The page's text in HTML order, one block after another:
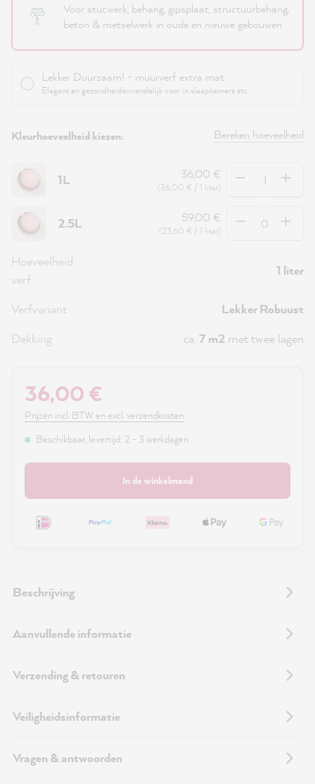
Voor stucwerk, behang, gipsplaat, structuurbehang,
beton & metselwerk in oude en nieuwe gebouwen
Lekker Duurzaam! - muurverf extra mat
Elegant en gezondheidsvriendelijk voor in slaapkamers etc.
Kleurhoeveelheid kiezen: Bereken hoeveelheid
1L 36,00 €
(36,00 € / 1 liter)
Hoeveelheid
2.5L 59,00 €
(23,60 € / 1 liter)
Hoeveelheid
Hoeveelheid
verf
1 liter
Verfvariant
Lekker Robuust
Dekking
ca. 7 m2 met twee lagen
36,00 €
Prijzen incl. BTW en excl. verzendkosten
Beschikbaar, levertijd: 2 - 3 werkdagen
In de winkelmand
Beschrijving
Aanvullende informatie
Verzending & retouren
Veiligheidsinformatie
Vragen & antwoorden